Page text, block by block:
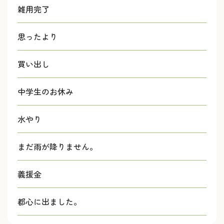
雑用完了
思ったより
買い出し
中学生のお休み
水やり
まだ雨が降りません。
義援金
都心に出ました。